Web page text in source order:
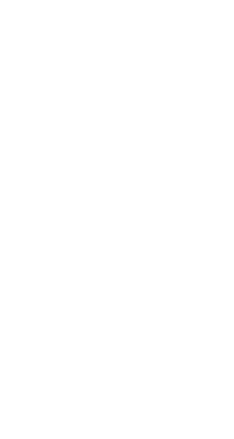
濒死之
力荼毒人间，捕蛇者许应因看不惯为幽界卖
傲的肖